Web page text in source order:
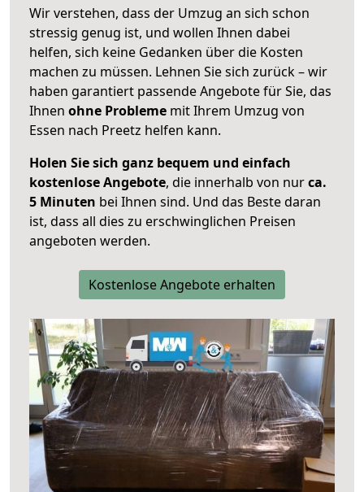
Wir verstehen, dass der Umzug an sich schon
stressig genug ist, und wollen Ihnen dabei
helfen, sich keine Gedanken über die Kosten
machen zu müssen. Lehnen Sie sich zurück – wir
haben garantiert passende Angebote für Sie, das
Ihnen ohne Probleme mit Ihrem Umzug von
Essen nach Preetz helfen kann.
Holen Sie sich ganz bequem und einfach
kostenlose Angebote, die innerhalb von nurca.
5 Minuten bei Ihnen sind. Und das Beste daran
ist, dass all dies zu erschwinglichen Preisen
angeboten werden.
Kostenlose Angebote erhalten